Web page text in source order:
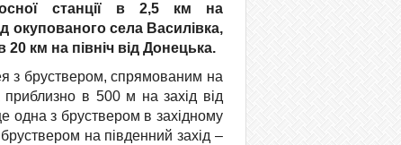
станції в 2,5 км на
окупованого села Василівка,
20 км на північ від Донецька.
з бруствером, спрямованим на
приблизно в 500 м на захід від
одна з бруствером в західному
на південний захід –